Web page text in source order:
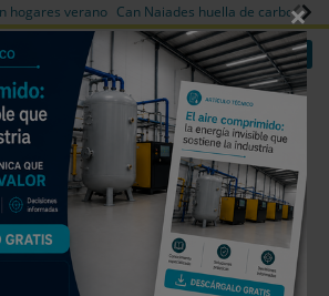
hogares verano Can Naiades huella de carbono
Es noticia Login empresas Registro
rotativo con control
trabajos de
×